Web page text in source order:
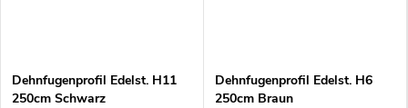
Dehnfugenprofil Edelst. H11
250cm Schwarz
Dehnfugenprofil Edelst. H6
250cm Braun